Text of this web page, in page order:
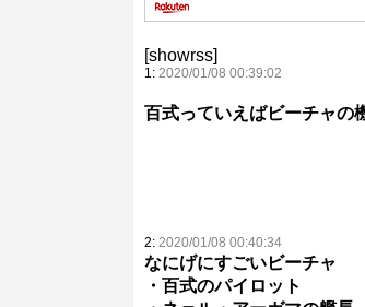
[showrss]
1: 2020/01/08 00:39:02
百式っていえばビーチャの
2: 2020/01/08 00:40:34
なにげにすごいビーチャ
・百式のパイロット